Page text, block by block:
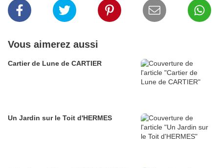
Vous aimerez aussi
Cartier de Lune de CARTIER
Un Jardin sur le Toit d'HERMES